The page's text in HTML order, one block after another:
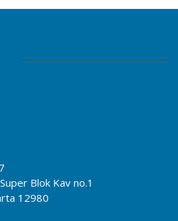
Blok Kav no.1
12980